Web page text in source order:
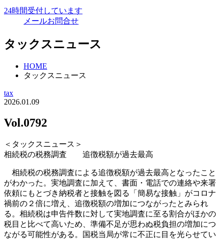
24時間受付しています
メールお問合せ
タックスニュース
HOME
タックスニュース
tax
2026.01.09
Vol.0792
＜タックスニュース＞
相続税の税務調査 追徴税額が過去最高
相続税の税務調査による追徴税額が過去最高となったこと
がわかった。実地調査に加えて、書面・電話での連絡や来署
依頼にもとづき納税者と接触を図る「簡易な接触」がコロナ
禍前の２倍に増え、追徴税額の増加につながったとみられ
る。相続税は申告件数に対して実地調査に至る割合がほかの
税目と比べて高いため、準備不足が思わぬ税負担の増加につ
ながる可能性がある。国税当局が常に不正に目を光らせてい